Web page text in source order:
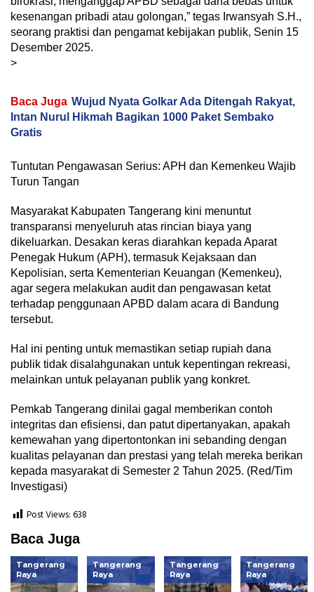
kesenangan pribadi atau golongan,” tegas Irwansyah S.H.,
seorang praktisi dan pengamat kebijakan publik, Senin 15
Desember 2025.
>
Baca Juga Wujud Nyata Golkar Ada Ditengah Rakyat,
Intan Nurul Hikmah Bagikan 1000 Paket Sembako
Gratis
Tuntutan Pengawasan Serius: APH dan Kemenkeu Wajib
Turun Tangan
Masyarakat Kabupaten Tangerang kini menuntut
transparansi menyeluruh atas rincian biaya yang
dikeluarkan. Desakan keras diarahkan kepada Aparat
Penegak Hukum (APH), termasuk Kejaksaan dan
Kepolisian, serta Kementerian Keuangan (Kemenkeu),
agar segera melakukan audit dan pengawasan ketat
terhadap penggunaan APBD dalam acara di Bandung
tersebut.
Hal ini penting untuk memastikan setiap rupiah dana
publik tidak disalahgunakan untuk kepentingan rekreasi,
melainkan untuk pelayanan publik yang konkret.
Pemkab Tangerang dinilai gagal memberikan contoh
integritas dan efisiensi, dan patut dipertanyakan, apakah
kemewahan yang dipertontonkan ini sebanding dengan
kualitas pelayanan dan prestasi yang telah mereka berikan
kepada masyarakat di Semester 2 Tahun 2025. (Red/Tim
Investigasi)
Post Views:638
Baca Juga
Tangerang
Raya
Tangerang
Raya
Tangerang
Raya
Tangerang
Raya